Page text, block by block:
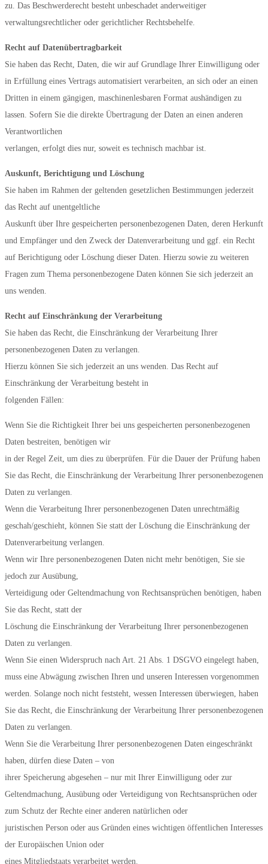
zu. Das Beschwerderecht besteht unbeschadet anderweitiger
verwaltungsrechtlicher oder gerichtlicher Rechtsbehelfe.
Recht auf Datenübertragbarkeit
Sie haben das Recht, Daten, die wir auf Grundlage Ihrer Einwilligung oder
in Erfüllung eines Vertrags automatisiert verarbeiten, an sich oder an einen
Dritten in einem gängigen, maschinenlesbaren Format aushändigen zu
lassen. Sofern Sie die direkte Übertragung der Daten an einen anderen
Verantwortlichen
verlangen, erfolgt dies nur, soweit es technisch machbar ist.
Auskunft, Berichtigung und Löschung
Sie haben im Rahmen der geltenden gesetzlichen Bestimmungen jederzeit
das Recht auf unentgeltliche
Auskunft über Ihre gespeicherten personenbezogenen Daten, deren Herkunft
und Empfänger und den Zweck der Datenverarbeitung und ggf. ein Recht
auf Berichtigung oder Löschung dieser Daten. Hierzu sowie zu weiteren
Fragen zum Thema personenbezogene Daten können Sie sich jederzeit an
uns wenden.
Recht auf Einschränkung der Verarbeitung
Sie haben das Recht, die Einschränkung der Verarbeitung Ihrer
personenbezogenen Daten zu verlangen.
Hierzu können Sie sich jederzeit an uns wenden. Das Recht auf
Einschränkung der Verarbeitung besteht in
folgenden Fällen:
Wenn Sie die Richtigkeit Ihrer bei uns gespeicherten personenbezogenen
Daten bestreiten, benötigen wir
in der Regel Zeit, um dies zu überprüfen. Für die Dauer der Prüfung haben
Sie das Recht, die Einschränkung der Verarbeitung Ihrer personenbezogenen
Daten zu verlangen.
Wenn die Verarbeitung Ihrer personenbezogenen Daten unrechtmäßig
geschah/geschieht, können Sie statt der Löschung die Einschränkung der
Datenverarbeitung verlangen.
Wenn wir Ihre personenbezogenen Daten nicht mehr benötigen, Sie sie
jedoch zur Ausübung,
Verteidigung oder Geltendmachung von Rechtsansprüchen benötigen, haben
Sie das Recht, statt der
Löschung die Einschränkung der Verarbeitung Ihrer personenbezogenen
Daten zu verlangen.
Wenn Sie einen Widerspruch nach Art. 21 Abs. 1 DSGVO eingelegt haben,
muss eine Abwägung zwischen Ihren und unseren Interessen vorgenommen
werden. Solange noch nicht feststeht, wessen Interessen überwiegen, haben
Sie das Recht, die Einschränkung der Verarbeitung Ihrer personenbezogenen
Daten zu verlangen.
Wenn Sie die Verarbeitung Ihrer personenbezogenen Daten eingeschränkt
haben, dürfen diese Daten – von
ihrer Speicherung abgesehen – nur mit Ihrer Einwilligung oder zur
Geltendmachung, Ausübung oder Verteidigung von Rechtsansprüchen oder
zum Schutz der Rechte einer anderen natürlichen oder
juristischen Person oder aus Gründen eines wichtigen öffentlichen Interesses
der Europäischen Union oder
eines Mitgliedstaats verarbeitet werden.